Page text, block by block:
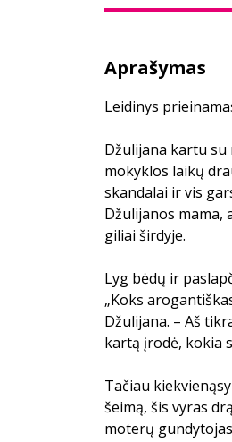
Aprašymas
Leidinys
Džulijana kartu
mokyklos laikų
skandalai ir vis
Džulijanos mama,
giliai širdyje.
Lyg bėdų ir
„Koks
Džulijana. – Aš
kartą įrodė, kokia
Tačiau
šeimą, šis vyras
moterų